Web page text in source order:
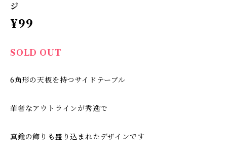
ジ
¥99
SOLD OUT
6角形の天板を持つサイドテーブル
華奢なアウトラインが秀逸で
真鍮の飾りも盛り込まれたデザインです